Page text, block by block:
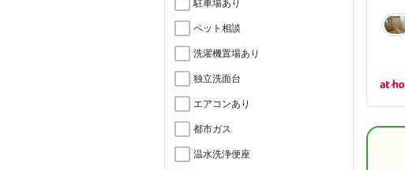
駐車場あり
ペット相談
洗濯機置場あり
独立洗面台
エアコンあり
都市ガス
温水洗浄便座